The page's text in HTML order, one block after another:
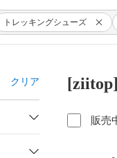
トレッキングシューズ
クリア
販売